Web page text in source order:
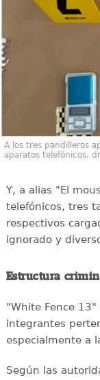
A los tres pandilleros
aparatos telefónicos,
Y, a alias "El
telefónicos, tres
respectivos
ignorado y
Estructura
"White Fence
integrantes
especialmente a
Según las